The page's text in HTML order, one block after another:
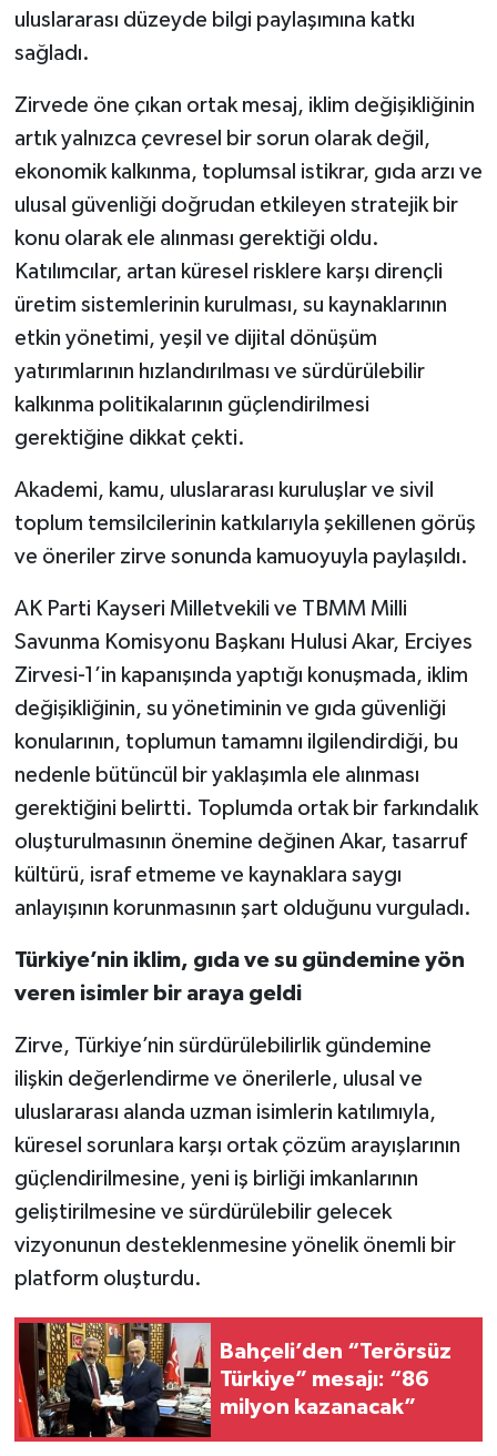
uluslararası düzeyde bilgi paylaşımına katkı
sağladı.
Zirvede öne çıkan ortak mesaj, iklim değişikliğinin
artık yalnızca çevresel bir sorun olarak değil,
ekonomik kalkınma, toplumsal istikrar, gıda arzı ve
ulusal güvenliği doğrudan etkileyen stratejik bir
konu olarak ele alınması gerektiği oldu.
Katılımcılar, artan küresel risklere karşı dirençli
üretim sistemlerinin kurulması, su kaynaklarının
etkin yönetimi, yeşil ve dijital dönüşüm
yatırımlarının hızlandırılması ve sürdürülebilir
kalkınma politikalarının güçlendirilmesi
gerektiğine dikkat çekti.
Akademi, kamu, uluslararası kuruluşlar ve sivil
toplum temsilcilerinin katkılarıyla şekillenen görüş
ve öneriler zirve sonunda kamuoyuyla paylaşıldı.
AK Parti Kayseri Milletvekili ve TBMM Milli
Savunma Komisyonu Başkanı Hulusi Akar, Erciyes
Zirvesi-1’in kapanışında yaptığı konuşmada, iklim
değişikliğinin, su yönetiminin ve gıda güvenliği
konularının, toplumun tamamnı ilgilendirdiği, bu
nedenle bütüncül bir yaklaşımla ele alınması
gerektiğini belirtti. Toplumda ortak bir farkındalık
oluşturulmasının önemine değinen Akar, tasarruf
kültürü, israf etmeme ve kaynaklara saygı
anlayışının korunmasının şart olduğunu vurguladı.
Türkiye’nin iklim, gıda ve su gündemine yön
veren isimler bir araya geldi
Zirve, Türkiye’nin sürdürülebilirlik gündemine
ilişkin değerlendirme ve önerilerle, ulusal ve
uluslararası alanda uzman isimlerin katılımıyla,
küresel sorunlara karşı ortak çözüm arayışlarının
güçlendirilmesine, yeni iş birliği imkanlarının
geliştirilmesine ve sürdürülebilir gelecek
vizyonunun desteklenmesine yönelik önemli bir
platform oluşturdu.
Bahçeli’den “Terörsüz
Türkiye” mesajı: “86
milyon kazanacak”